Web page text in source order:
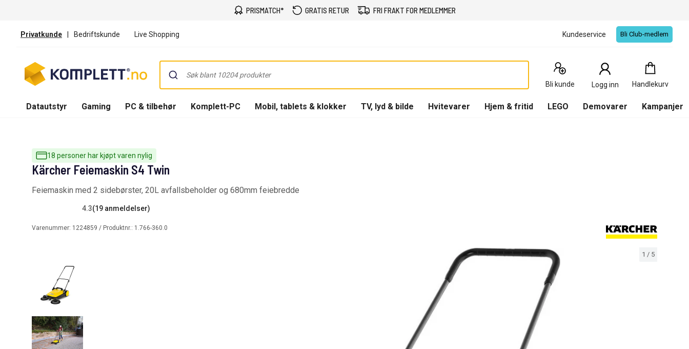
PRISMATCH* GRATIS RETUR FRI FRAKT FOR MEDLEMMER
Privatkunde | Bedriftskunde Live Shopping Kundeservice Bli Club-medlem
Bli kunde Logg inn Handlekurv
Handlekurv
0
Produkter
Datautstyr Gaming PC & tilbehør Komplett-PC Mobil, tablets & klokker TV, lyd & bilde Hvitevarer Hjem & fritid LEGO Demovarer Kampanjer
18 personer har kjøpt varen nylig
1 / 5
Kärcher Feiemaskin S4 Twin
Feiemaskin med 2 sidebørster, 20L avfallsbeholder og 680mm feiebredde
4.3(19 anmeldelser)
Varenummer: 1224859 / Produktnr.: 1.766-360.0